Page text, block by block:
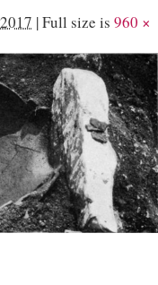
|Full size is 960 ×